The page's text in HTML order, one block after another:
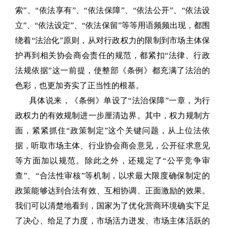
索”、“依法享有”、“依法保障”、“依法公开”、“依法设
立”、“依法设定”、“依法保留”等等用语频频出现，都围
绕着“法治化”原则，从对行政权力的限制到市场主体保
护再到相关协会商会责任的规范，都紧扣“法律、行政
法规依据”这一前提，使整部《条例》都充满了法治的
色彩，也更加夯实了正当性的根基。
具体说来，《条例》单设了“法治保障”一章，为行
政权力的有效规制进一步厘清边界。其中，权力规制方
面，紧紧抓住“政策制定”这个关键问题，从上位法依
据，听取市场主体、行业协会商会意见，公开征求意见
等方面加以规范。除此之外，还规定了“公平竞争审
查”、“合法性审核”等机制，以求最大限度确保制定的
政策能够达到合法有效、互相协调、正面激励的效果。
我们可以清楚地看到，国家为了优化营商环境确实下足
了决心、给足了力度，市场活力迸发、市场主体活跃的